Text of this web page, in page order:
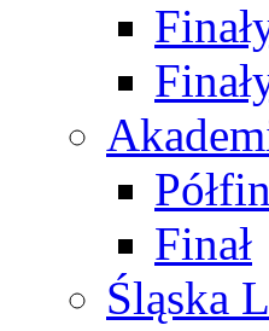
Finał
Śląska